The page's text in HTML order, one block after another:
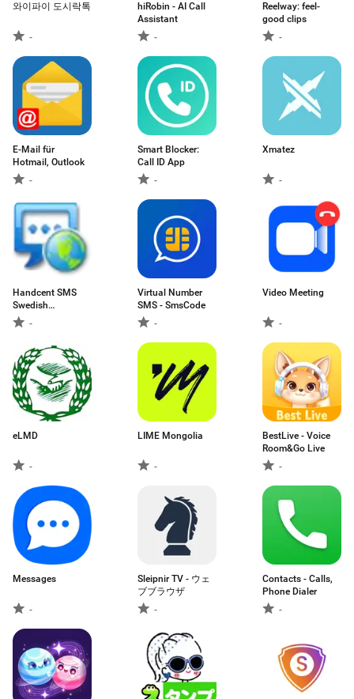
와이파이 도시락톡
-
hiRobin - AI Call
Assistant
-
Reelway: feel-
good clips
-
E-Mail für
Hotmail, Outlook
-
Smart Blocker:
Call ID App
-
Xmatez
-
Handcent SMS
Swedish
Language
-
Virtual Number
SMS - SmsCode
-
Video Meeting
-
eLMD
-
LIME Mongolia
-
BestLive - Voice
Room&Go Live
-
Messages
-
Sleipnir TV - ウェ
ブブラウザ
-
Contacts - Calls,
Phone Dialer
-